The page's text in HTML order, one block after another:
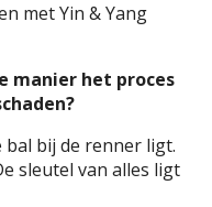
met Yin & Yang
manier het proces
bal bij de renner ligt.
sleutel van alles ligt